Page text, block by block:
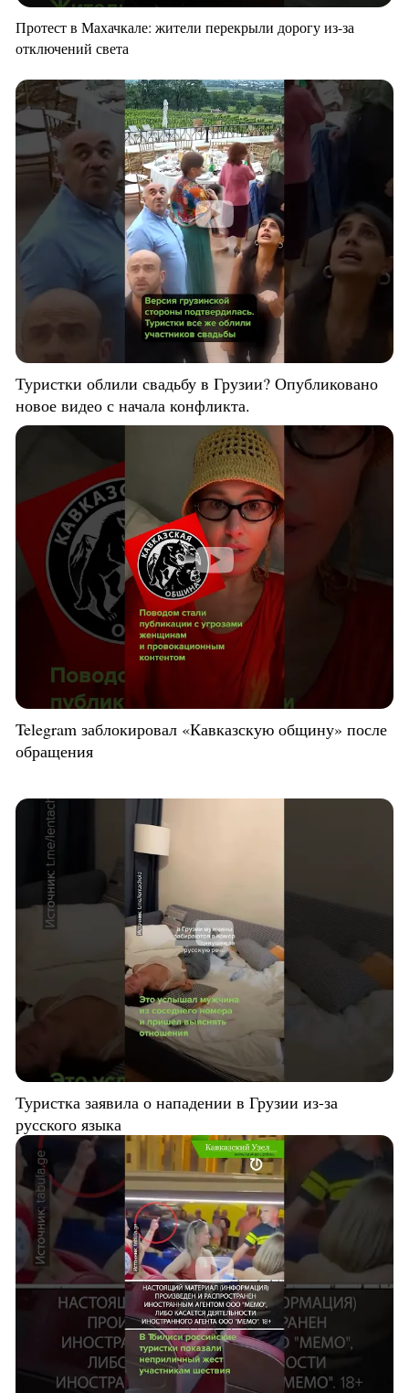
Протест в Махачкале: жители перекрыли дорогу из-за
отключений света
Туристки облили свадьбу в Грузии? Опубликовано
новое видео с начала конфликта.
Telegram заблокировал «Кавказскую общину» после
обращения
Туристка заявила о нападении в Грузии из-за
русского языка